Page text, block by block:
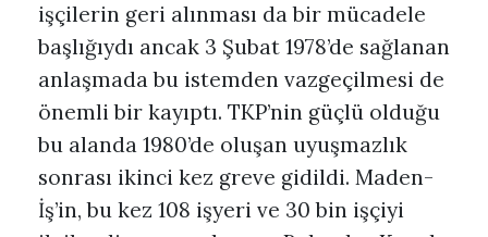
işçilerin geri alınması da bir mücadele
başlığıydı ancak 3 Şubat 1978’de sağlanan
anlaşmada bu istemden vazgeçilmesi de
önemli bir kayıptı. TKP’nin güçlü olduğu
bu alanda 1980’de oluşan uyuşmazlık
sonrası ikinci kez greve gidildi. Maden-
İş’in, bu kez 108 işyeri ve 30 bin işçiyi